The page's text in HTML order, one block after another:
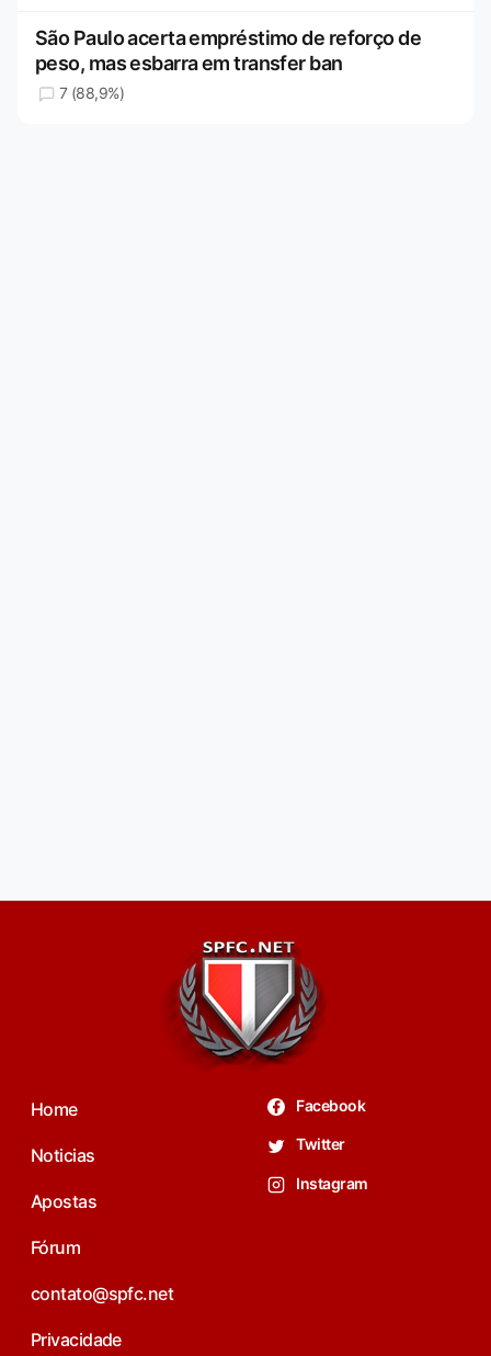
São Paulo acerta empréstimo de reforço de
peso, mas esbarra em transfer ban
7 (88,9%)
Home
Noticias
Apostas
Fórum
contato@spfc.net
Privacidade
Facebook
Twitter
Instagram